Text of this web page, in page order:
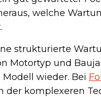
welche
strukturierte
Motortyp und
wieder. Bei
der komplexeren